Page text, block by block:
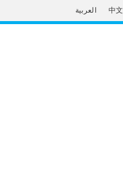
العربية 中文